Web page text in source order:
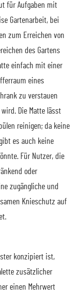
für Aufgaben mit
Gartenarbeit, bei
zum Erreichen von
des Gartens
einfach mit einer
eines
zu verstauen
Die Matte lässt
reinigen; da keine
es auch keine
Für Nutzer, die
oder
zugängliche und
Knieschutz auf
konzipiert ist,
zusätzlicher
einen Mehrwert